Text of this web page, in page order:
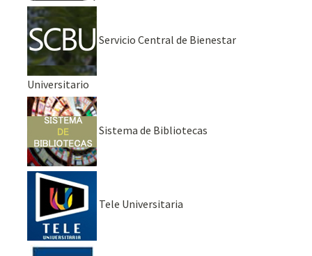
Servicio Central de Bienestar
Universitario
Sistema de Bibliotecas
Tele Universitaria